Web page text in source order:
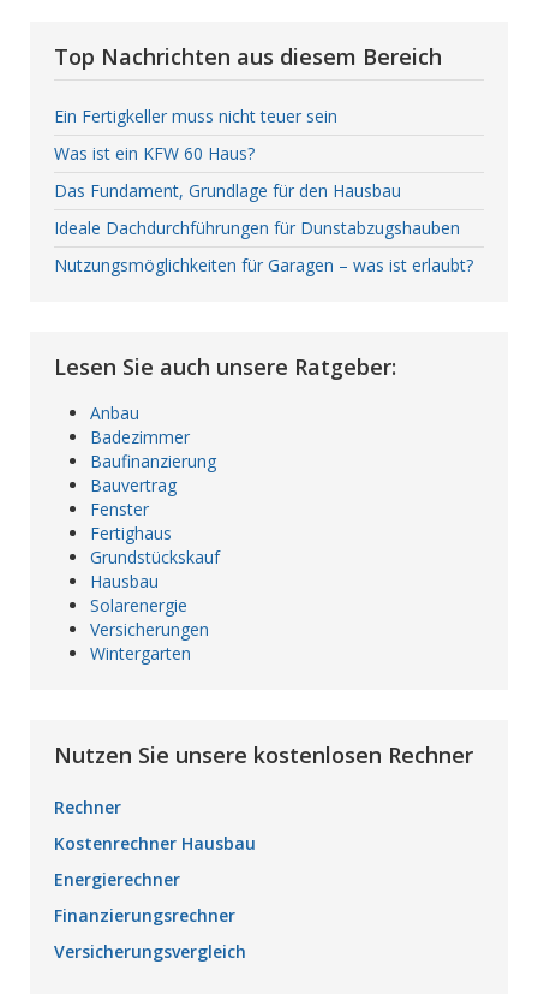
Top Nachrichten aus diesem Bereich
Ein Fertigkeller muss nicht teuer sein
Was ist ein KFW 60 Haus?
Das Fundament, Grundlage für den Hausbau
Ideale Dachdurchführungen für Dunstabzugshauben
Nutzungsmöglichkeiten für Garagen – was ist erlaubt?
Lesen Sie auch unsere Ratgeber:
Anbau
Badezimmer
Baufinanzierung
Bauvertrag
Fenster
Fertighaus
Grundstückskauf
Hausbau
Solarenergie
Versicherungen
Wintergarten
Nutzen Sie unsere kostenlosen Rechner
Rechner
Kostenrechner Hausbau
Energierechner
Finanzierungsrechner
Versicherungsvergleich